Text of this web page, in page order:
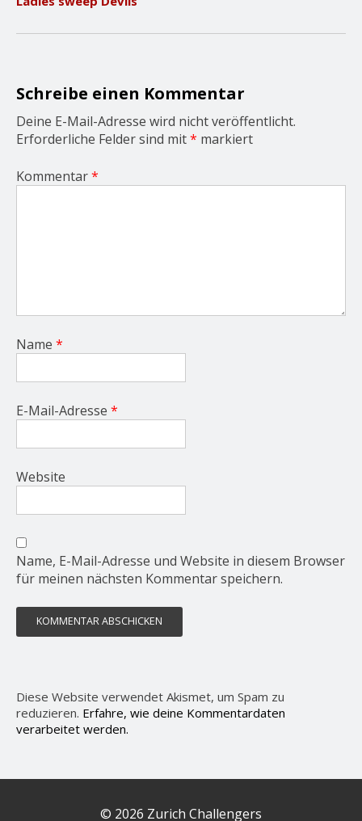
i
o
n
Schreibe einen Kommentar
Deine E-Mail-Adresse wird nicht veröffentlicht.
Erforderliche Felder sind mit* markiert
Kommentar*
Name *
E-Mail-Adresse *
Website
Name, E-Mail-Adresse und Website in diesem Browser
für meinen nächsten Kommentar speichern.
Diese Website verwendet Akismet, um Spam zu
reduzieren. Erfahre, wie deine Kommentardaten
verarbeitet werden.
© 2026 Zurich Challengers